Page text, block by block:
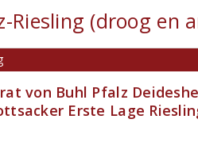
Riesling (droog en
von Buhl Pfalz
Erste Lage